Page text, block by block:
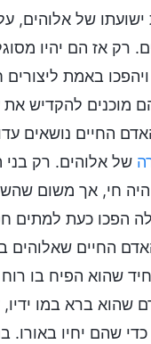
של אלוהים,
רק אז הם יהיו
באמת
מוכנים להקדיש
החיים נושאים
של אלוהים. רק
חי, אך משום
הפכו כעת למתים
החיים שאלוהים
שהוא הפיח בו
שהוא ברא במו
כדי שהם יחיו